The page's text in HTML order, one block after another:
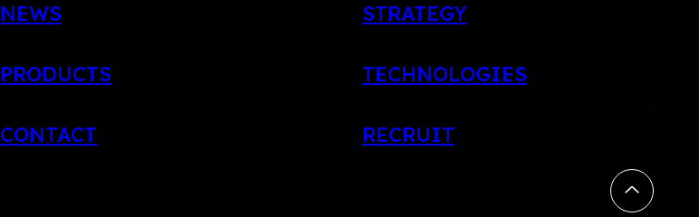
NEWS STRATEGY
PRODUCTS TECHNOLOGIES
CONTACT RECRUIT